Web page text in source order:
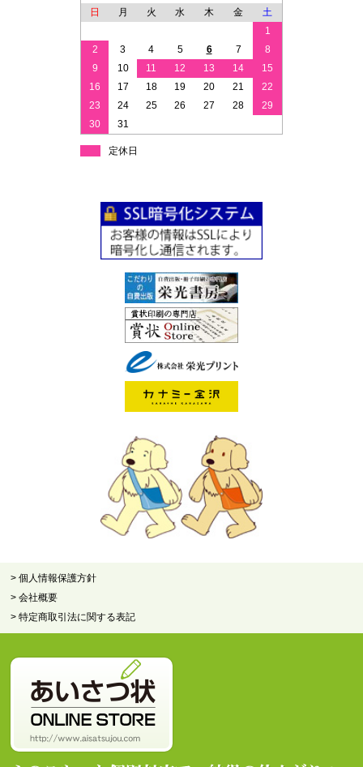
日
月 火 水 木 金
土
1
2
3 4 5 6 7
8
9
10 11 12 13 14
15
16
17 18 19 20 21
22
23
24 25 26 27 28
29
30
31
定休日
> 個人情報保護方針
> 会社概要
> 特定商取引法に関する表記